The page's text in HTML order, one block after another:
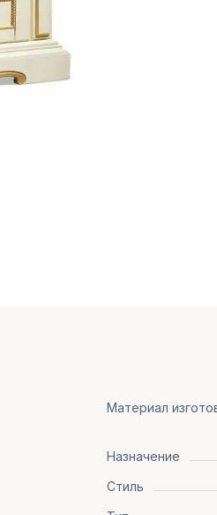
Материал
Назначение
Стиль